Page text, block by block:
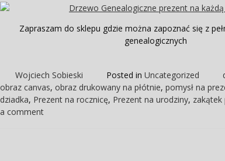
Zapraszam do sklepu gdzie można zapoznać się z
genealogicznych
Wojciech Sobieski Posted in Uncategorized
obraz canvas, obraz drukowany na płótnie, pomysł na
dziadka, Prezent na rocznicę, Prezent na urodziny, zakątek
a comment